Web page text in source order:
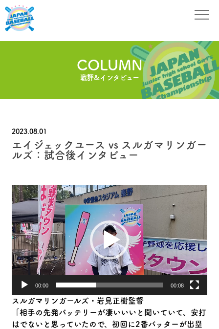
COLUMN
戦評&インタビュー
2023.08.01
エイジェックユース vs スルガマリンガー
ルズ：試合後インタビュー
動
画
プ
レ
ー
ヤ
ー
00:00 00:08
スルガマリンガールズ・岩見正樹監督
「相手の先発バッテリーが凄いいいと聞いていて、安打
はでないと思っていたので、初回に2番バッターが出塁